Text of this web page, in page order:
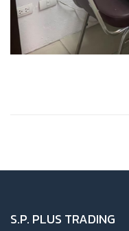
S.P. PLUS TRADING